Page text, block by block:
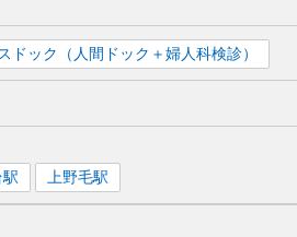
ドック（人間ドック＋婦人科検診）
駅 上野毛駅